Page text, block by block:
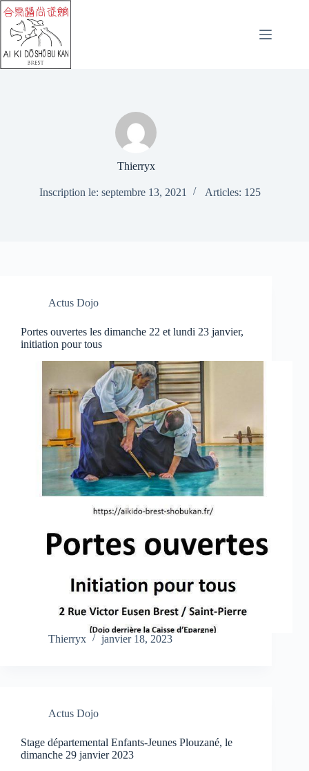
Passer
au
contenu
Thierryx
Inscription le: septembre 13, 2021 Articles: 125
Actus Dojo
Portes ouvertes les dimanche 22 et lundi 23 janvier,
initiation pour tous
Thierryx janvier 18, 2023
Actus Dojo
Stage départemental Enfants-Jeunes Plouzané, le
dimanche 29 janvier 2023